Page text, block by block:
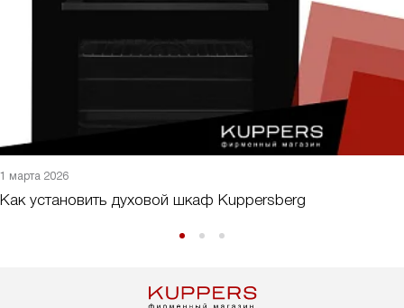
1 марта 2026
Как установить духовой шкаф Kuppersberg